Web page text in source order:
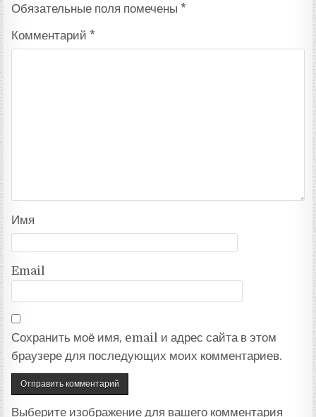
Обязательные поля помечены *
Комментарий *
Имя
Email
Сохранить моё имя, email и адрес сайта в этом
браузере для последующих моих комментариев.
Выберите изображение для вашего комментария